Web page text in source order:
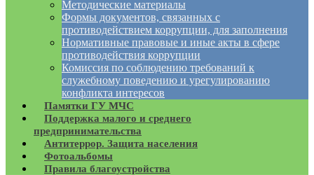
Методические материалы
Формы документов, связанных с
противодействием коррупции, для заполнения
Нормативные правовые и иные акты в сфере
противодействия коррупции
Комиссия по соблюдению требований к
служебному поведению и урегулированию
конфликта интересов
Памятки ГУ МЧС
Поддержка малого и среднего
предпринимательства
Антитеррор. Защита населения
Фотоальбомы
Правила благоустройства